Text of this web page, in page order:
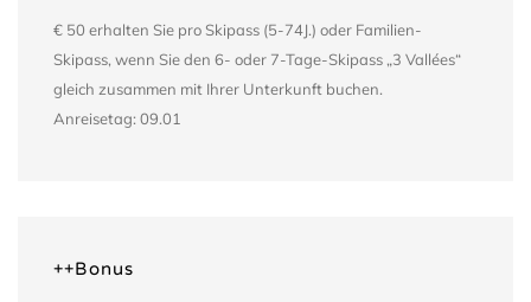
€ 50 erhalten Sie pro Skipass (5-74J.) oder Familien-
Skipass, wenn Sie den 6- oder 7-Tage-Skipass „3 Vallées“
gleich zusammen mit Ihrer Unterkunft buchen.
Anreisetag: 09.01
++Bonus